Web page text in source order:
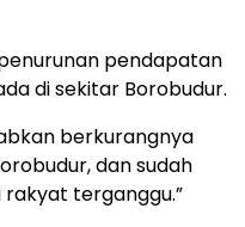
pendapatan
di sekitar Borobudur.
berkurangnya
dan sudah
terganggu.”